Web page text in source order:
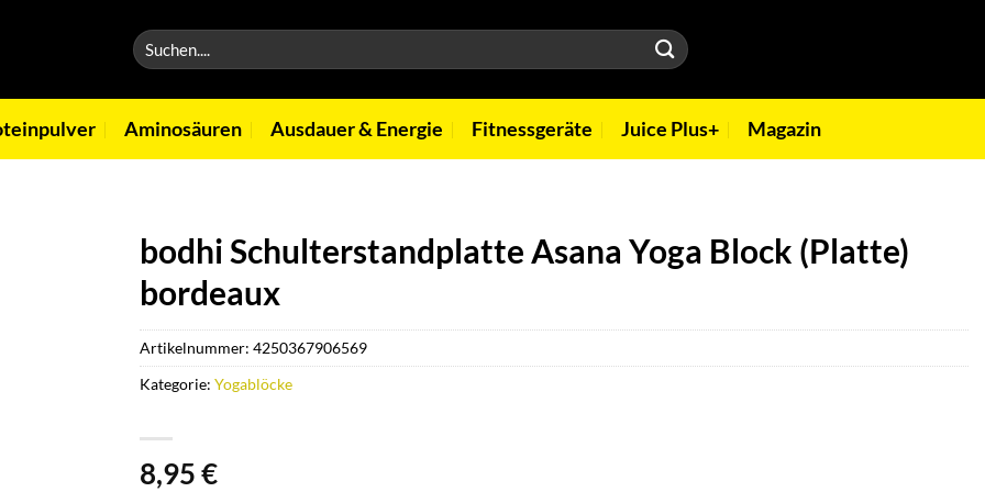
Suchen
nach:
Aminosäuren Ausdauer & Energie Fitnessgeräte Juice Plus+ Magazin
bodhi Schulterstandplatte Asana Yoga Block (Platte)
bordeaux
8,95€
Artikelnummer: 4250367906569
Kategorie: Yogablöcke